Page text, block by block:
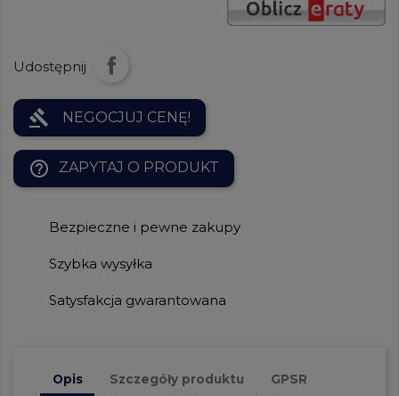
Udostępnij
gavel NEGOCJUJ CENĘ!
help_outline ZAPYTAJ O PRODUKT
Bezpieczne i pewne zakupy
Szybka wysyłka
Satysfakcja gwarantowana
Opis Szczegóły produktu
GPSR